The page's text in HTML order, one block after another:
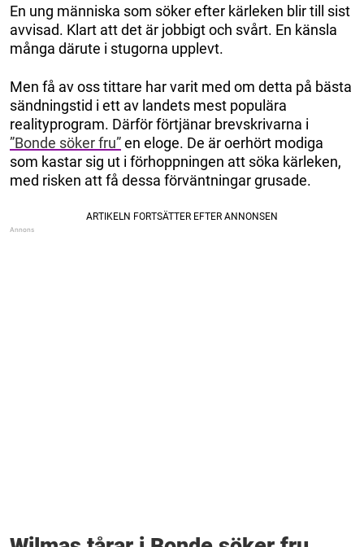
En ung människa som söker efter kärleken blir till sist
avvisad. Klart att det är jobbigt och svårt. En känsla
många därute i stugorna upplevt.
Men få av oss tittare har varit med om detta på bästa
sändningstid i ett av landets mest populära
realityprogram. Därför förtjänar brevskrivarna i
”Bonde söker fru”en eloge. De är oerhört modiga
som kastar sig ut i förhoppningen att söka kärleken,
med risken att få dessa förväntningar grusade.